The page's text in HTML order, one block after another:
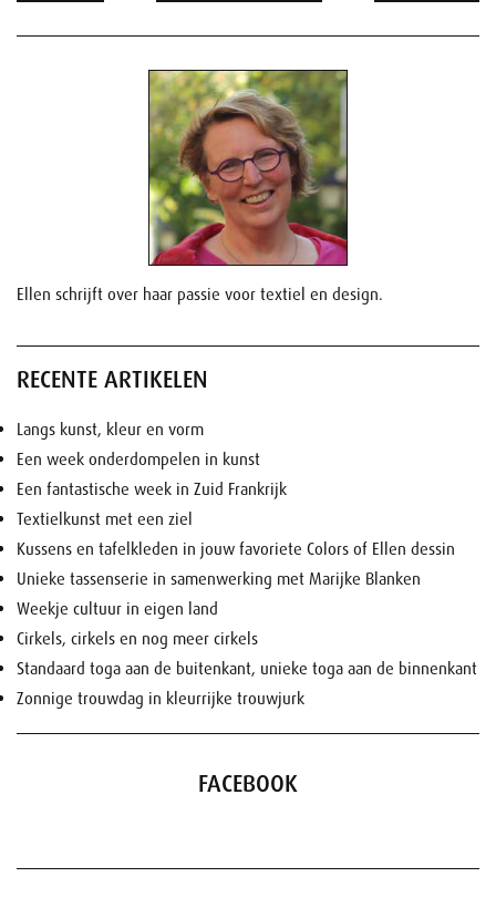
Ellen schrijft over haar passie voor textiel en design.
RECENTE ARTIKELEN
Langs kunst, kleur en vorm
Een week onderdompelen in kunst
Een fantastische week in Zuid Frankrijk
Textielkunst met een ziel
Kussens en tafelkleden in jouw favoriete Colors of Ellen dessin
Unieke tassenserie in samenwerking met Marijke Blanken
Weekje cultuur in eigen land
Cirkels, cirkels en nog meer cirkels
Standaard toga aan de buitenkant, unieke toga aan de binnenkant
Zonnige trouwdag in kleurrijke trouwjurk
FACEBOOK